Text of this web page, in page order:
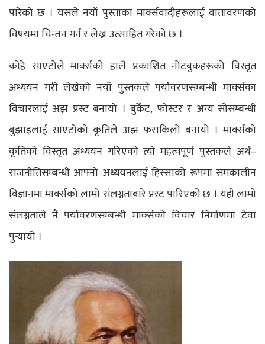
पारेको छ । यसले नयाँ पुस्ताका मार्क्सवादीहरूलाई वातावरणको
विषयमा चिन्तन गर्न र लेख्न उत्साहित गरेको छ ।
कोहे साएटोले मार्क्सको हालै प्रकाशित नोटबुकहरूको विस्तृत
अध्ययन गरी लेखेको नयाँ पुस्तकले पर्यावरणसम्बन्धी मार्क्सका
विचारलाई अझ प्रस्ट बनायो । बुर्केट, फोस्टर र अन्य सोसम्बन्धी
बुझाइलाई साएटोको कृतिले अझ फराकिलो बनायो । मार्क्सको
कृतिको विस्तृत अध्ययन गरिएको त्यो महत्वपूर्ण पुस्तकले अर्थ–
राजनीतिसम्बन्धी आफ्नो अध्ययनलाई हिस्साको रूपमा समकालीन
विज्ञानमा मार्क्सको लामो संलग्नताबारे प्रस्ट पारिएको छ । यही लामो
संलग्नताले नै पर्यावरणसम्बन्धी मार्क्सको विचार निर्माणमा टेवा
पुर्‍यायो ।